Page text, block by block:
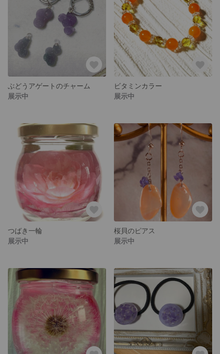
ぶどうアゲートのチャーム
展示中
ビタミンカラー
展示中
つばき一輪
展示中
桜貝のピアス
展示中